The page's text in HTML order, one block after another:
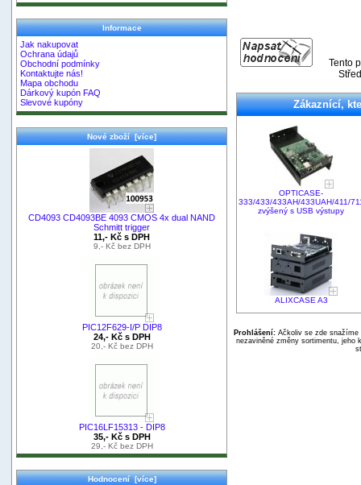
Informace
Jak nakupovat
Ochrana údajů
Obchodní podmínky
Kontaktujte nás!
Mapa obchodu
Dárkový kupón FAQ
Slevové kupóny
Nové zboží [více]
CD4093 CD4093BE 4093 CMOS 4x dual NAND
Schmitt trigger
11,- Kč s DPH
9,- Kč bez DPH
PIC12F629-I/P DIP8
24,- Kč s DPH
20,- Kč bez DPH
PIC16LF15313 - DIP8
35,- Kč s DPH
29,- Kč bez DPH
Hodnocení [více]
Tento
Zákaznící,
OPTICASE-
333/433/433AH/433UAH/411/
zvýšený s USB výstupy
ALIXCASE A3
Prohlášení:Ačkoliv se zde snažíme
nezaviněné změny sortimentu, jeho